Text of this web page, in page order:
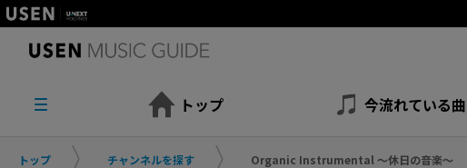
トップ 今流れている曲
トップ チャンネルを探す Organic Instrumental ～休日の音楽～